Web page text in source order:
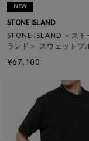
NEW
STONE ISLAND
STONE ISLAND ＜スト
ランド＞ スウェットプ
¥67,100